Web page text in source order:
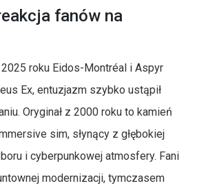
fanów na
roku Eidos-Montréal i Aspyr
Ex, entuzjazm szybko ustąpił
Oryginał z 2000 roku to kamień
sim, słynący z głębokiej
i cyberpunkowej atmosfery. Fani
modernizacji, tymczasem